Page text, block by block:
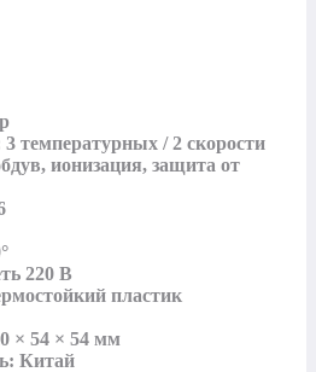
температурных / 2 скорости
ионизация, защита от
220 В
пластик
× 54 × 54 мм
Китай